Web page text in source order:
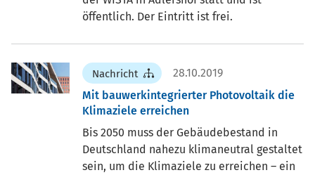
öffentlich. Der Eintritt ist frei.
Nachricht
28.10.2019
Mit bauwerkintegrierter Photovoltaik die
Klimaziele erreichen
Bis 2050 muss der Gebäudebestand in
Deutschland nahezu klimaneutral gestaltet
sein, um die Klimaziele zu erreichen – ein